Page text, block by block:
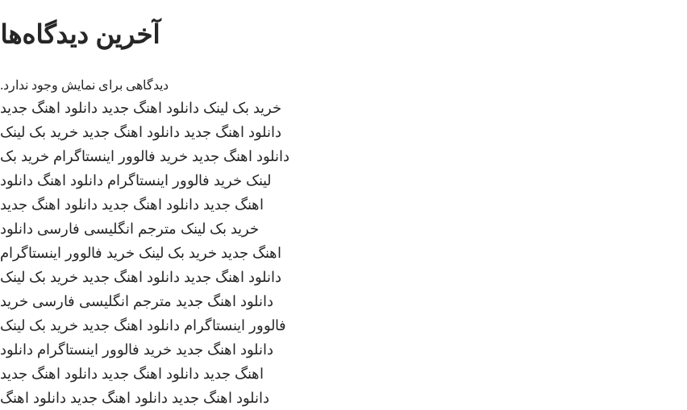
آخرین دیدگاه‌ها
دیدگاهی برای نمایش وجود ندارد.
خرید بک لینک دانلود اهنگ جدید دانلود اهنگ جدید
دانلود اهنگ جدید دانلود اهنگ جدید خرید بک لینک
دانلود اهنگ جدید خرید فالوور اینستاگرام خرید بک
لینک خرید فالوور اینستاگرام دانلود اهنگ دانلود
اهنگ جدید دانلود اهنگ جدید دانلود اهنگ جدید
خرید بک لینک مترجم انگلیسی فارسی دانلود
اهنگ جدید خرید بک لینک خرید فالوور اینستاگرام
دانلود اهنگ جدید دانلود اهنگ جدید خرید بک لینک
دانلود اهنگ جدید مترجم انگلیسی فارسی خرید
فالوور اینستاگرام دانلود اهنگ جدید خرید بک لینک
دانلود اهنگ جدید خرید فالوور اینستاگرام دانلود
اهنگ جدید دانلود اهنگ جدید دانلود اهنگ جدید
دانلود اهنگ جدید دانلود اهنگ جدید دانلود اهنگ